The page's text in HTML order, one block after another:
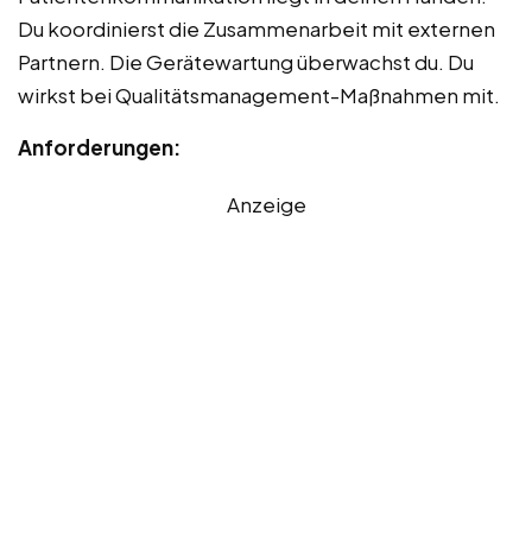
Du koordinierst die Zusammenarbeit mit externen
Partnern. Die Gerätewartung überwachst du. Du
wirkst bei Qualitätsmanagement-Maßnahmen mit.
Anforderungen:
Anzeige